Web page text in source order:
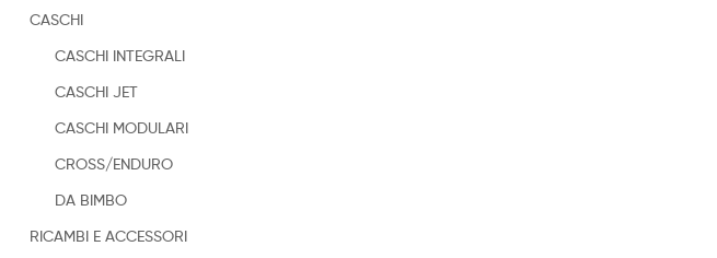
CASCHI
CASCHI INTEGRALI
CASCHI JET
CASCHI MODULARI
CROSS/ENDURO
DA BIMBO
RICAMBI E ACCESSORI